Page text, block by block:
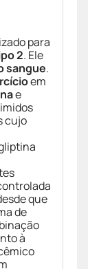
para
2. Ele
sangue.
em
e
cujo
que
de
à